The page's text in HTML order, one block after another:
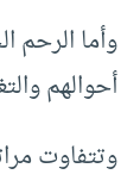
وأما الرحم
أحوالهم
وتتفاوت